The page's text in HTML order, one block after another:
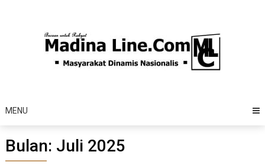
MENU
Bulan: Juli 2025